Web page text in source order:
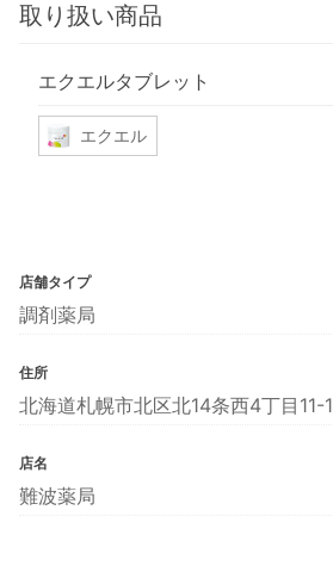
取り扱い商品
エクエルタブレット
エクエル
店舗タイプ
調剤薬局
住所
北海道札幌市北区北14条西4丁目11-1
店名
難波薬局